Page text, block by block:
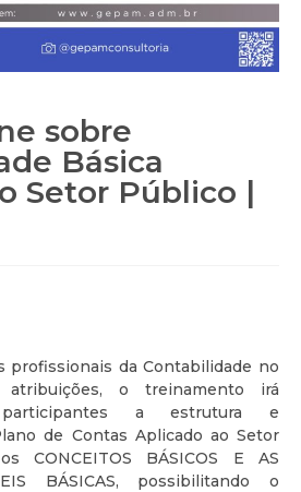
sobre
Básica
Setor Público |
profissionais da Contabilidade no
o treinamento irá
a estrutura e
de Contas Aplicado ao Setor
CONCEITOS BÁSICOS E AS
BÁSICAS, possibilitando o